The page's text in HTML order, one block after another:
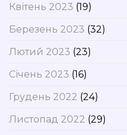
Квітень 2023 (19)
Березень 2023 (32)
Лютий 2023 (23)
Січень 2023 (16)
Грудень 2022 (24)
Листопад 2022 (29)